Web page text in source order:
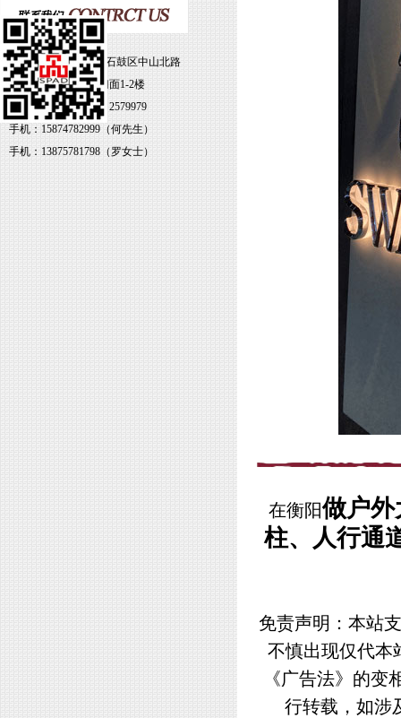
地址：湖南省衡阳市石鼓区中山北路
79号雁北大厦3-4号门面1-2楼
电话：0734-8469338 2579979
手机：15874782999（何先生）
手机：13875781798（罗女士）
在衡阳做户
柱、人行通
免责声明：本站
不慎出现仅代本
《广告法》的
行转载，如涉